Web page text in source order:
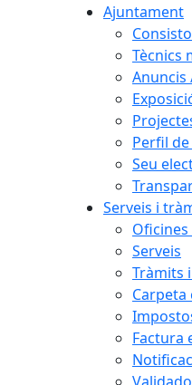
Ajuntament
Tècnics
Anuncis
Perfil
Seu
Serveis i
Serveis
Tràmits
Carpeta
Factura